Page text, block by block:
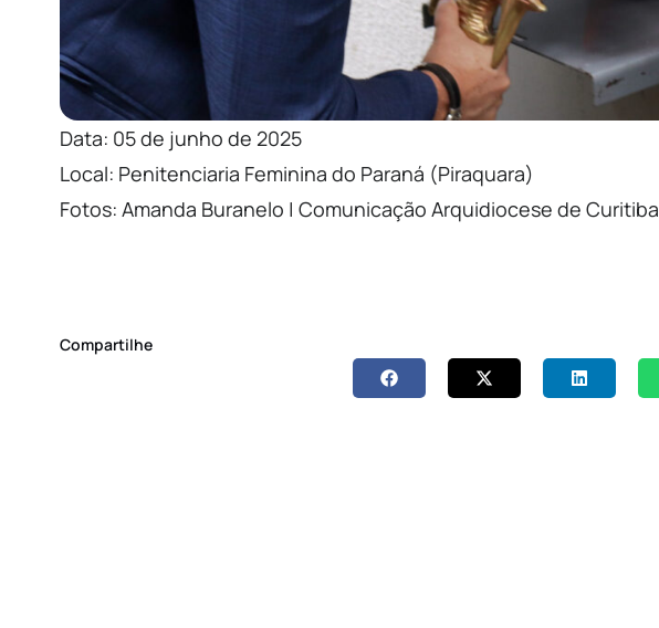
Data: 05 de junho de 2025
Local: Penitenciaria Feminina do Paraná (Piraquara)
Fotos: Amanda Buranelo | Comunicação Arquidiocese de Curitiba
Compartilhe